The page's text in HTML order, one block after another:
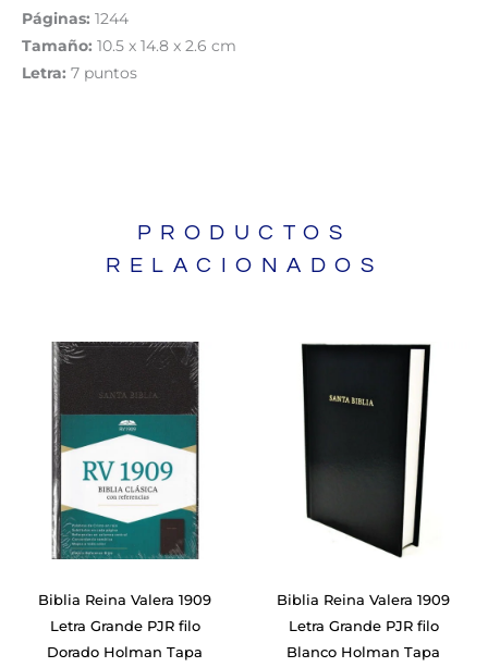
Páginas: 1244
Tamaño: 10.5 x 14.8 x 2.6 cm
Letra: 7 puntos
PRODUCTOS
RELACIONADOS
Biblia Reina Valera 1909
Letra Grande PJR filo
Dorado Holman Tapa
Biblia Reina Valera 1909
Letra Grande PJR filo
Blanco Holman Tapa